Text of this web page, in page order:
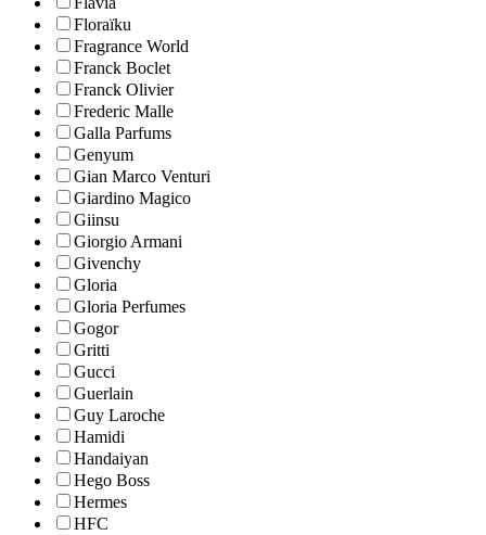
Floraïku
Fragrance World
Franck Boclet
Franck Olivier
Frederic Malle
Galla Parfums
Genyum
Gian Marco Venturi
Giardino Magico
Giinsu
Giorgio Armani
Givenchy
Gloria
Gloria Perfumes
Gogor
Gritti
Gucci
Guerlain
Guy Laroche
Hamidi
Handaiyan
Hego Boss
Hermes
HFC